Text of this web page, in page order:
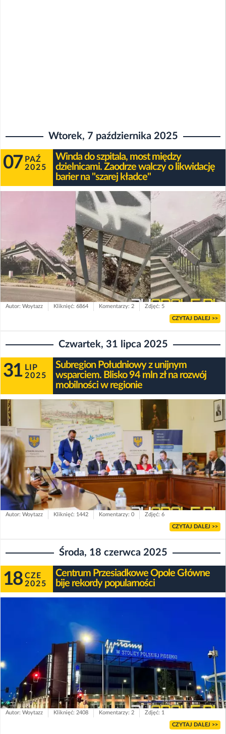
Wtorek, 7 października 2025
07 PAŹ
2025
Winda do szpitala, most między
dzielnicami. Zaodrze walczy o likwidację
barier na "szarej kładce"
Autor: Woytazz Kliknięć: 6864 Komentarzy: 2 Zdjęć: 5
CZYTAJ DALEJ >>
Czwartek, 31 lipca 2025
31 LIP
2025
Subregion Południowy z unijnym
wsparciem. Blisko 94 mln zł na rozwój
mobilności w regionie
Autor: Woytazz Kliknięć: 1442 Komentarzy: 0 Zdjęć: 6
CZYTAJ DALEJ >>
Środa, 18 czerwca 2025
18 CZE
2025
Centrum Przesiadkowe Opole Główne
bije rekordy popularności
Autor: Woytazz Kliknięć: 2408 Komentarzy: 2 Zdjęć: 1
CZYTAJ DALEJ >>